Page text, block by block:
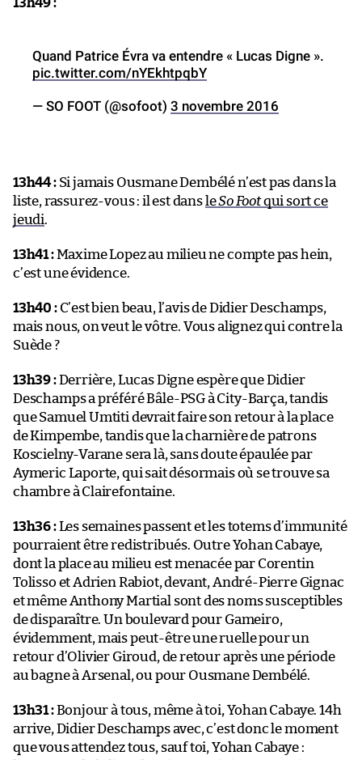
13h49 :
Quand Patrice Évra va entendre « Lucas Digne ».
pic.twitter.com/nYEkhtpqbY
— SO FOOT (@sofoot) 3 novembre 2016
13h44 :Si jamais Ousmane Dembélé n’est pas dans la
liste, rassurez-vous : il est dans leSo Footqui sort ce
jeudi.
13h41 :Maxime Lopez au milieu ne compte pas hein,
c’est une évidence.
13h40 :C’est bien beau, l’avis de Didier Deschamps,
mais nous, on veut le vôtre. Vous alignez qui contre la
Suède ?
13h39 :Derrière, Lucas Digne espère que Didier
Deschamps a préféré Bâle-PSG à City-Barça, tandis
que Samuel Umtiti devrait faire son retour à la place
de Kimpembe, tandis que la charnière de patrons
Koscielny-Varane sera là, sans doute épaulée par
Aymeric Laporte, qui sait désormais où se trouve sa
chambre à Clairefontaine.
13h36 :Les semaines passent et les totems d’immunité
pourraient être redistribués. Outre Yohan Cabaye,
dont la place au milieu est menacée par Corentin
Tolisso et Adrien Rabiot, devant, André-Pierre Gignac
et même Anthony Martial sont des noms susceptibles
de disparaître. Un boulevard pour Gameiro,
évidemment, mais peut-être une ruelle pour un
retour d’Olivier Giroud, de retour après une période
au bagne à Arsenal, ou pour Ousmane Dembélé.
13h31 :Bonjour à tous, même à toi, Yohan Cabaye. 14h
arrive, Didier Deschamps avec, c’est donc le moment
que vous attendez tous, sauf toi, Yohan Cabaye :